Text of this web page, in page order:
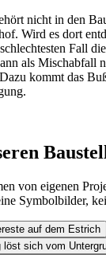
nicht in den
Wird es dort
Fall
als Mischabfall
kommt das
von eigenen
Symbolbilder,
auf dem Estrich
löst sich vom